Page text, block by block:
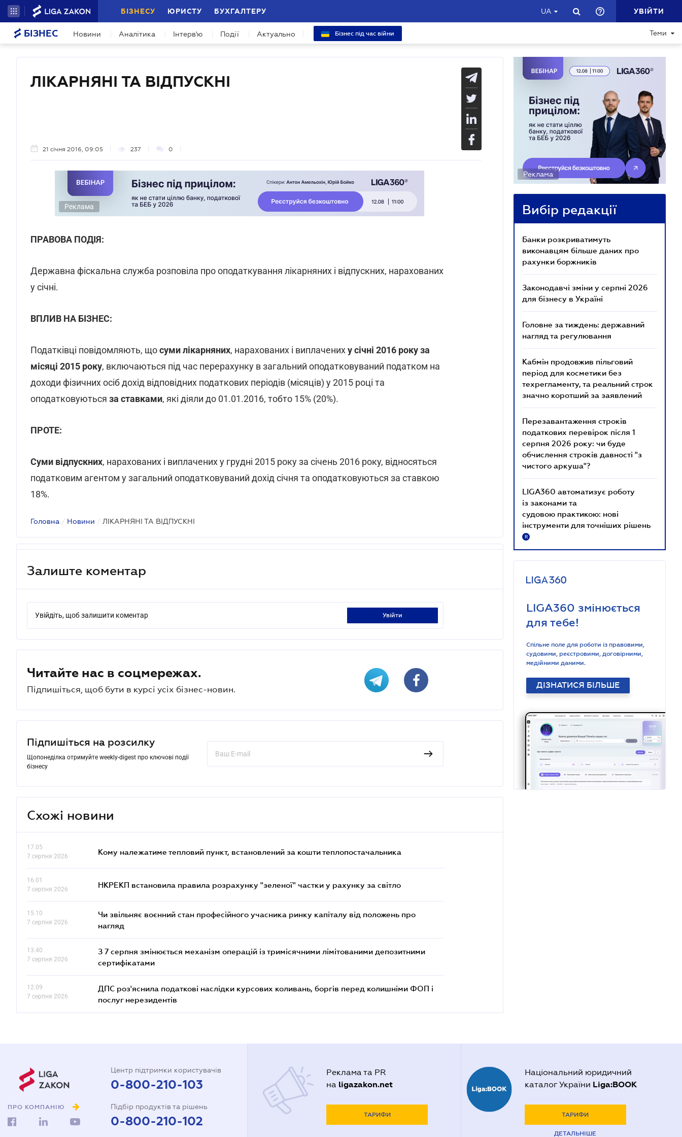
БІЗНЕСУ ЮРИСТУ БУХГАЛТЕРУ UA УВІЙТИ
БІЗНЕС Новини Аналітика Інтерв'ю Події Актуально Бізнес під час війни Теми
ЛІКАРНЯНІ ТА ВІДПУСКНІ
21 січня 2016, 09:05 237 0
Реклама
ПРАВОВА ПОДІЯ:
Державна фіскальна служба розповіла про оподаткування лікарняних і відпускних, нарахованих
у січні.
ВПЛИВ НА БІЗНЕС:
Податківці повідомляють, щосуми лікарняних, нарахованих і виплачениху січні 2016 року за
місяці 2015 року, включаються під час перерахунку в загальний оподатковуваний податком на
доходи фізичних осіб дохід відповідних податкових періодів (місяців) у 2015 році та
оподатковуються за ставками, які діяли до 01.01.2016, тобто 15% (20%).
ПРОТЕ:
Суми відпускних, нарахованих і виплачених у грудні 2015 року за січень 2016 року, відносяться
податковим агентом у загальний оподатковуваний дохід січня та оподатковуються за ставкою
18%.
Головна / Новини / ЛІКАРНЯНІ ТА ВІДПУСКНІ
Залиште коментар
Увійдіть, щоб залишити коментар увійти
Читайте нас в соцмережах.
Підпишіться, щоб бути в курсі усіх бізнес-новин.
Підпишіться на розсилку
Щопонеділка отримуйте weekly-digest про ключові події
бізнесу
Схожі новини
17.05
7 серпня 2026
Кому належатиме тепловий пункт, встановлений за кошти теплопостачальника
16.01
7 серпня 2026
НКРЕКП встановила правила розрахунку "зеленої" частки у рахунку за світло
15.10
7 серпня 2026
Чи звільняє воєнний стан професійного учасника ринку капіталу від положень про
нагляд
13.40
7 серпня 2026
З 7 серпня змінюється механізм операцій із тримісячними лімітованими депозитними
сертифікатами
12.09
7 серпня 2026
ДПС роз'яснила податкові наслідки курсових коливань, боргів перед колишніми ФОП і
послуг нерезидентів
Реклама
Вибір редакції
Банки розкриватимуть
виконавцям більше даних про
рахунки боржників
Законодавчі зміни у серпні 2026
для бізнесу в Україні
Головне за тиждень: державний
нагляд та регулювання
Кабмін продовжив пільговий
період для косметики без
техрегламенту, та реальний строк
значно коротший за заявлений
Перезавантаження строків
податкових перевірок після 1
серпня 2026 року: чи буде
обчислення строків давності "з
чистого аркуша"?
LIGA360 автоматизує роботу
із законами та
судовою практикою: нові
інструменти для точніших рішень
R
LIGA360 змінюється
для тебе!
Спільне поле для роботи із правовими,
судовими, реєстровими, договірними,
медійними даними.
ДІЗНАТИСЯ БІЛЬШЕ
ПРО КОМПАНІЮ
Центр підтримки користувачів
0-800-210-103
Підбір продуктів та рішень
0-800-210-102
Реклама та PR
на ligazakon.net
ТАРИФИ
Національний юридичний
каталог України Liga:BOOK
ТАРИФИ
ДЕТАЛЬНІШЕ